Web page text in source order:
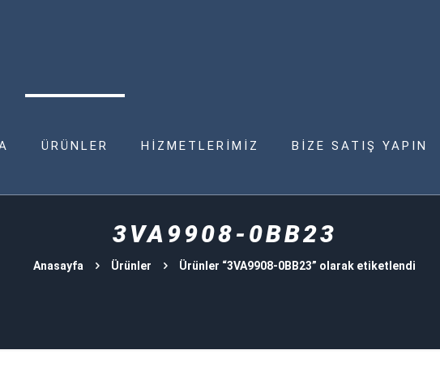
ÜRÜNLER HİZMETLERİMİZ BİZE SATIŞ YAPIN
3VA9908-0BB23
Anasayfa Ürünler Ürünler “3VA9908-0BB23” olarak etiketlendi